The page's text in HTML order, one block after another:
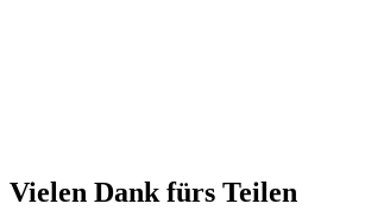
Vielen Dank fürs Teilen